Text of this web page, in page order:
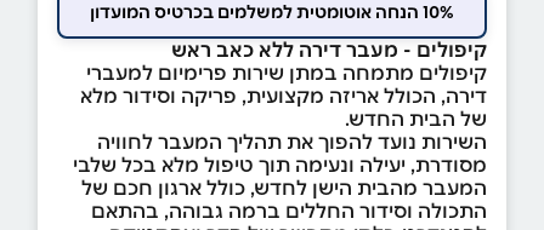
10% הנחה אוטומטית למשלמים בכרטיס המועדון
קיפולים - מעבר דירה ללא כאב ראש
קיפולים מתמחה במתן שירות פרימיום למעברי
דירה, הכולל אריזה מקצועית, פריקה וסידור מלא
של הבית החדש.
השירות נועד להפוך את תהליך המעבר לחוויה
מסודרת, יעילה ונעימה תוך טיפול מלא בכל שלבי
המעבר מהבית הישן לחדש, כולל ארגון חכם של
התכולה וסידור החללים ברמה גבוהה, בהתאם